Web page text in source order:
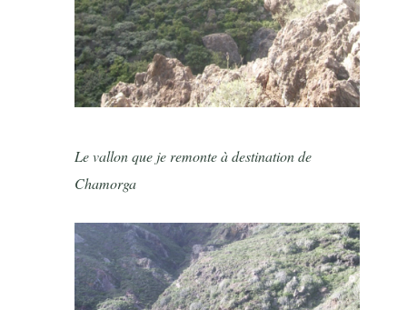
Le vallon que je remonte à destination de
Chamorga